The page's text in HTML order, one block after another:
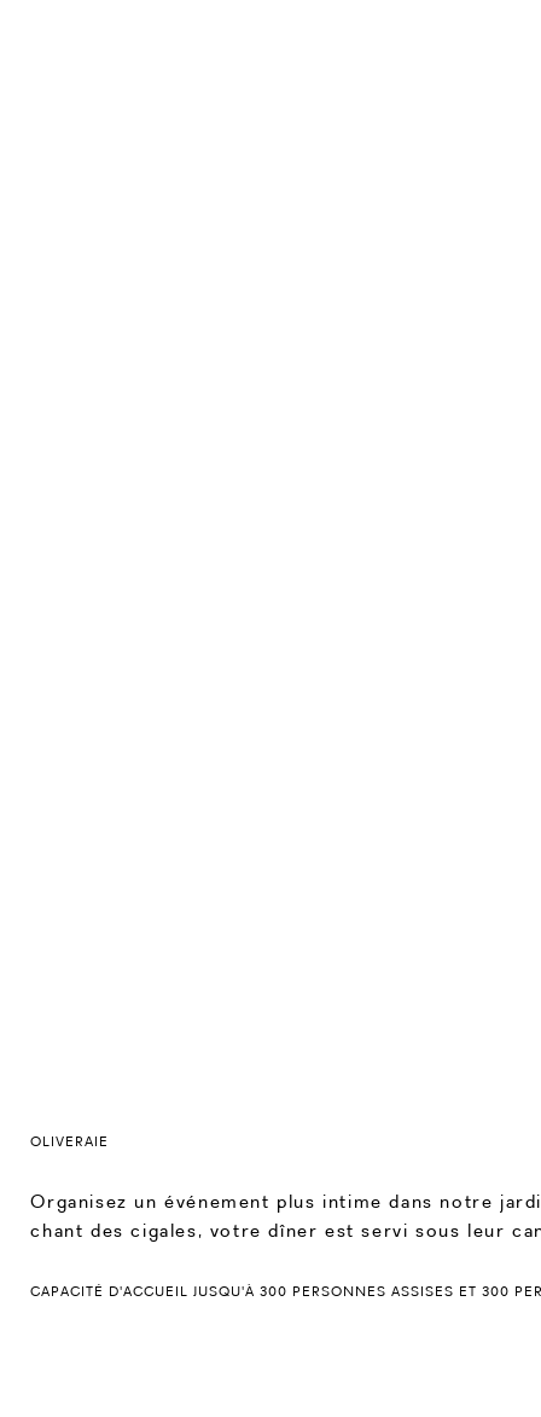
OLIVERAIE
Organisez un événement plus intime dans notre
chant des cigales, votre dîner est servi sous leur
CAPACITÉ D'ACCUEIL JUSQU'À 300 PERSONNES ASSISES ET 300